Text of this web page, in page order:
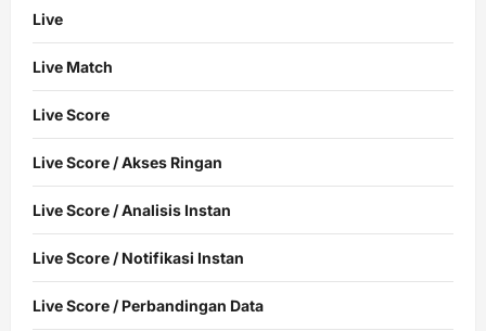
Live
Live Match
Live Score
Live Score / Akses Ringan
Live Score / Analisis Instan
Live Score / Notifikasi Instan
Live Score / Perbandingan Data